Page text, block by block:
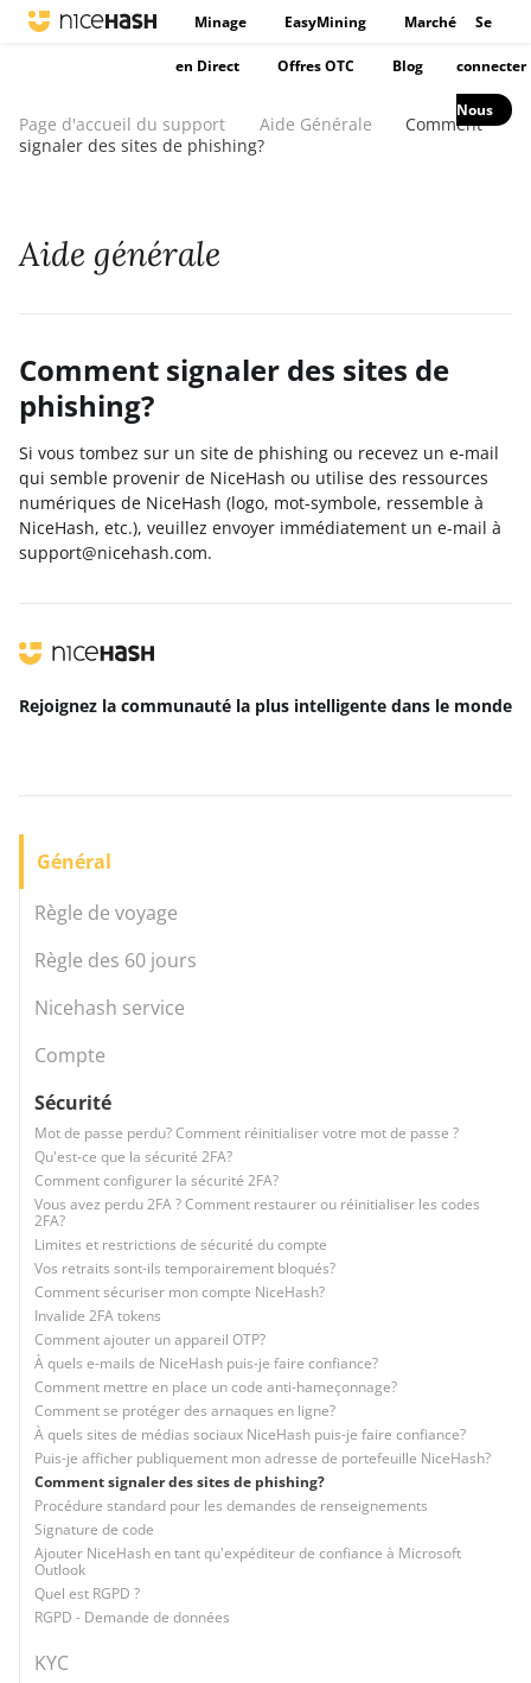
Minage EasyMining Marché
en Direct Offres OTC Blog
Se
connecter
Nous
Page d'accueil du support Aide Générale
Comment
signaler des sites de phishing?
Aide générale
Comment signaler des sites de
phishing?
Si vous tombez sur un site de phishing ou recevez un e-mail
qui semble provenir de NiceHash ou utilise des ressources
numériques de NiceHash (logo, mot-symbole, ressemble à
NiceHash, etc.), veuillez envoyer immédiatement un e-mail à
support@nicehash.com.
Rejoignez la communauté la plus intelligente dans le monde
Général
Règle de voyage
Règle des 60 jours
Nicehash service
Compte
Sécurité
Mot de passe perdu? Comment réinitialiser votre mot de passe ?
Qu'est-ce que la sécurité 2FA?
Comment configurer la sécurité 2FA?
Vous avez perdu 2FA ? Comment restaurer ou réinitialiser les codes
2FA?
Limites et restrictions de sécurité du compte
Vos retraits sont-ils temporairement bloqués?
Comment sécuriser mon compte NiceHash?
Invalide 2FA tokens
Comment ajouter un appareil OTP?
À quels e-mails de NiceHash puis-je faire confiance?
Comment mettre en place un code anti-hameçonnage?
Comment se protéger des arnaques en ligne?
À quels sites de médias sociaux NiceHash puis-je faire confiance?
Puis-je afficher publiquement mon adresse de portefeuille NiceHash?
Comment signaler des sites de phishing?
Procédure standard pour les demandes de renseignements
Signature de code
Ajouter NiceHash en tant qu'expéditeur de confiance à Microsoft
Outlook
Quel est RGPD ?
RGPD - Demande de données
KYC